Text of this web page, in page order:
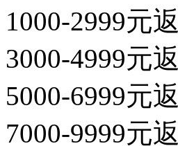
1000-2999元
3000-4999元
5000-6999元
7000-9999元